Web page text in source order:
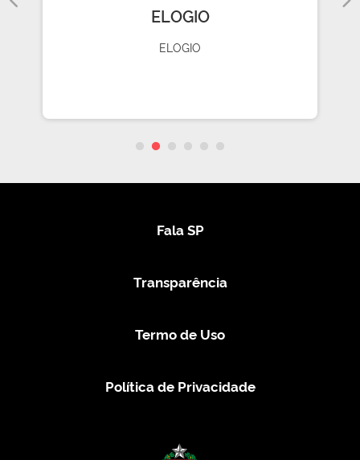
ELOGIO
ELOGIO
Fala SP
Transparência
Termo de Uso
Política de Privacidade